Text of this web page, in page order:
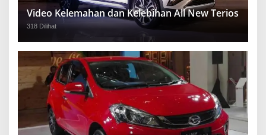
Video Kelemahan dan Kelebihan All New Terios
318 Dilihat